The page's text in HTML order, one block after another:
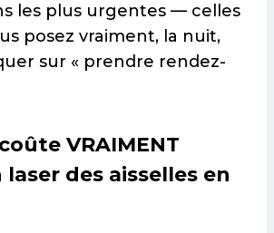
les plus urgentes — celles
posez vraiment, la nuit,
sur « prendre rendez-
VRAIMENT
laser des aisselles en